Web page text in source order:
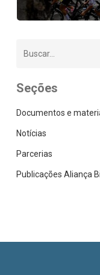
Seções
Documentos e
Notícias
Parcerias
Publicações Aliança